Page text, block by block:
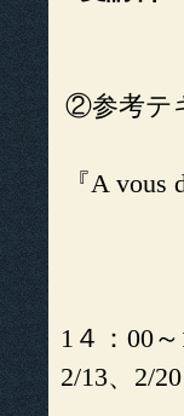
②参考テ
『A
1４：00
2/13、2/